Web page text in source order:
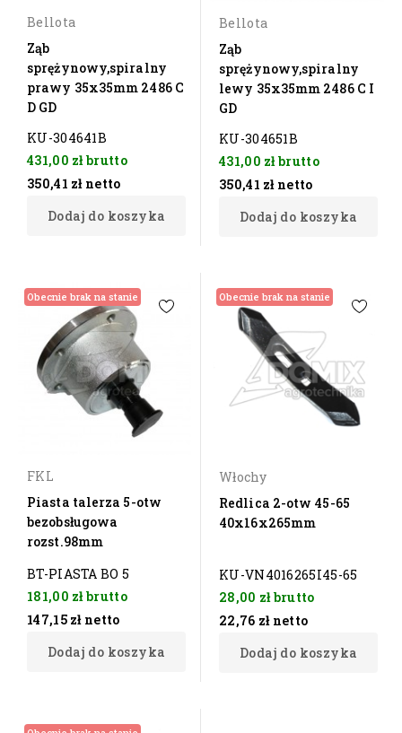
Bellota
Ząb
sprężynowy,spiralny
prawy 35x35mm 2486 C
D GD
KU-304641B
431,00 złbrutto
350,41 zł netto
Dodaj do koszyka
Bellota
Ząb
sprężynowy,spiralny
lewy 35x35mm 2486 C I
GD
KU-304651B
431,00 złbrutto
350,41 zł netto
Dodaj do koszyka
Obecnie brak na stanie
FKL
Piasta talerza 5-otw
bezobsługowa
rozst.98mm
BT-PIASTA BO 5
181,00 złbrutto
147,15 zł netto
Dodaj do koszyka
Obecnie brak na stanie
Włochy
Redlica 2-otw 45-65
40x16x265mm
KU-VN4016265I45-65
28,00 złbrutto
22,76 zł netto
Dodaj do koszyka